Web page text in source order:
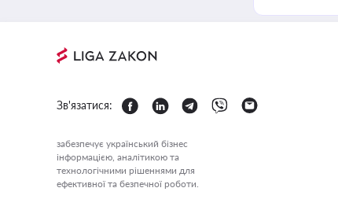
Зв'язатися:
забезпечує український бізнес
інформацією, аналітикою та
технологічними рішеннями для
ефективної та безпечної роботи.